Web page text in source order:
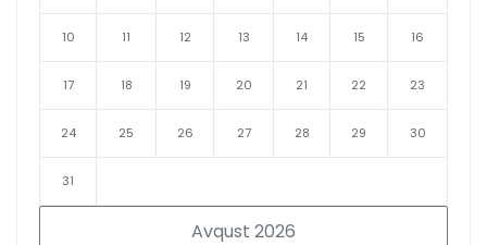
Avqust 2026
10 11 12 13 14 15 16
17 18 19 20 21 22 23
24 25 26 27 28 29 30
31